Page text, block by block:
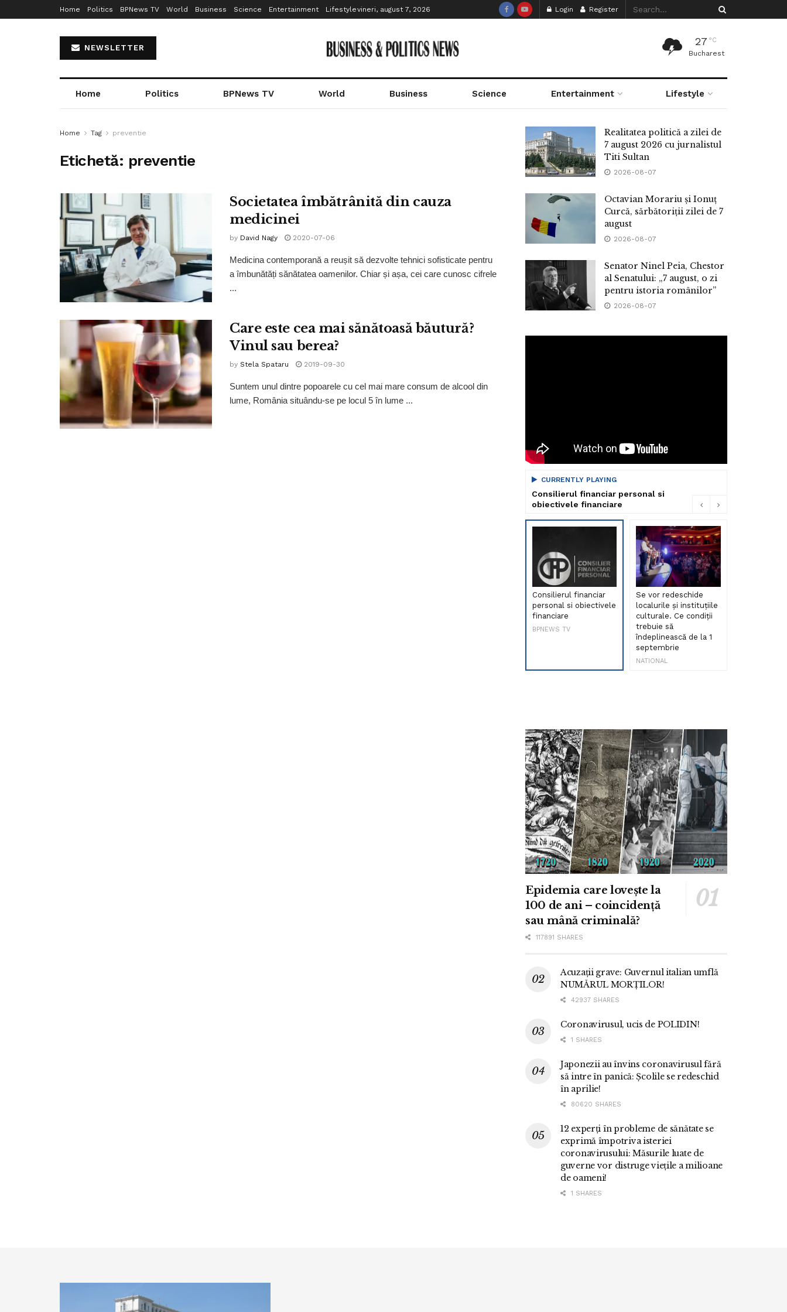
Home Politics BPNews TV World Business Science Entertainment Lifestylevineri, august 7, 2026 Login Register
NEWSLETTER
27 °C
Bucharest
Home Politics BPNews TV World Business Science Entertainment Lifestyle
Home Tag preventie
Etichetă: preventie
Societatea îmbătrânită din cauza
medicinei
by David Nagy 2020-07-06
Medicina contemporană a reușit să dezvolte tehnici sofisticate pentru
a îmbunătăți sănătatea oamenilor. Chiar și așa, cei care cunosc cifrele
...
Care este cea mai sănătoasă băutură?
Vinul sau berea?
by Stela Spataru 2019-09-30
Suntem unul dintre popoarele cu cel mai mare consum de alcool din
lume, România situându-se pe locul 5 în lume ...
Realitatea politică a zilei de
7 august 2026 cu jurnalistul
Titi Sultan
2026-08-07
Octavian Morariu și Ionuț
Curcă, sărbătoriții zilei de 7
august
2026-08-07
Senator Ninel Peia, Chestor
al Senatului: „7 august, o zi
pentru istoria românilor”
2026-08-07
CURRENTLY PLAYING
Consilierul financiar personal si
obiectivele financiare
Consilierul financiar
personal si obiectivele
financiare
BPNEWS TV
Se vor redeschide
localurile și instituțiile
culturale. Ce condiții
trebuie să
îndeplinească de la 1
septembrie
NATIONAL
Epidemia care lovește la
100 de ani – coincidență
sau mână criminală?
117891 SHARES
Acuzații grave: Guvernul italian umflă
NUMĂRUL MORȚILOR!
42937 SHARES
Coronavirusul, ucis de POLIDIN!
1 SHARES
Japonezii au învins coronavirusul fără
să intre în panică: Școlile se redeschid
în aprilie!
80620 SHARES
12 experți în probleme de sănătate se
exprimă împotriva isteriei
coronavirusului: Măsurile luate de
guverne vor distruge viețile a milioane
de oameni!
1 SHARES